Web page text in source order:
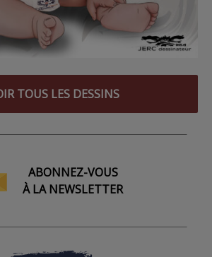
TOUS LES DESSINS
ABONNEZ-VOUS
À LA NEWSLETTER